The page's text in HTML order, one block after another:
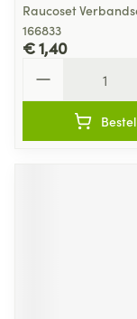
Raucoset
166833
€ 1,40
Bestel